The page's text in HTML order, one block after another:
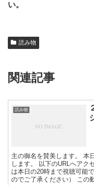
い。
読み物
関連記事
読み物
主の御名を賛美します。 本
します。 以下のURLへアク
は本日の20時まで視聴可能
のでご了承ください） この